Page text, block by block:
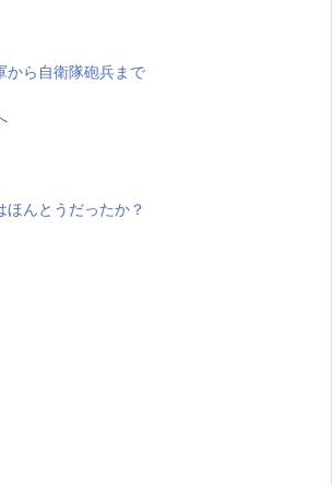
から自衛隊砲兵まで
んとうだったか？